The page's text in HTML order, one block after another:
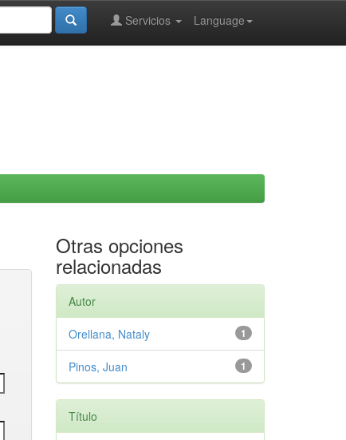
Language
Servicios
Otras opciones
relacionadas
Autor
1
Orellana, Nataly
1
Pinos, Juan
Título